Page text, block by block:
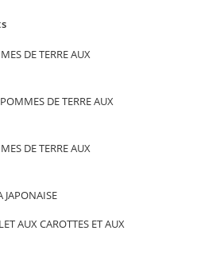
DE TERRE AUX
DE TERRE AUX
DE TERRE AUX
JAPONAISE
AUX CAROTTES ET AUX